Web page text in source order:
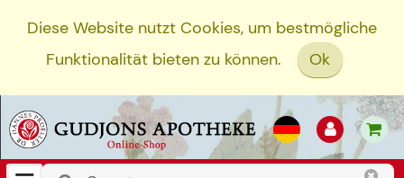
Diese Website nutzt Cookies, um bestmögliche
Funktionalität bieten zu können.
Ok